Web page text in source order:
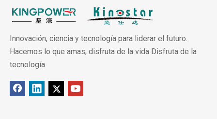
Innovación, ciencia y tecnología para liderar el futuro.
Hacemos lo que amas, disfruta de la vida Disfruta de la
tecnología